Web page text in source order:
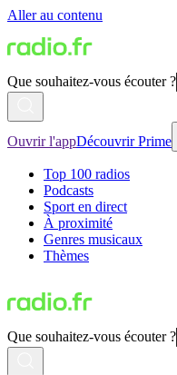
Aller au contenu
Que souhaitez-vous écouter ?
Ouvrir l'appDécouvrir Prime
Top 100 radios
Podcasts
Sport en direct
À proximité
Genres musicaux
Thèmes
Que souhaitez-vous écouter ?